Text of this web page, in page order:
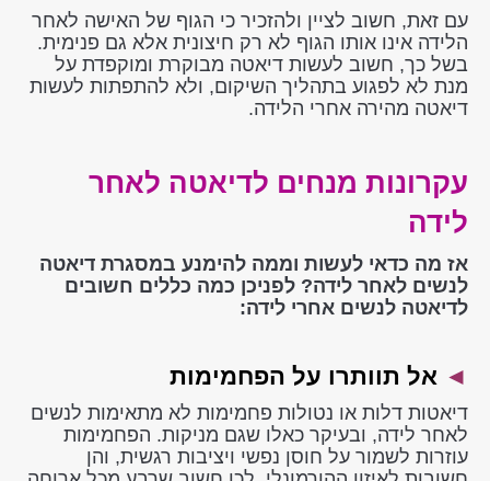
עם זאת, חשוב לציין ולהזכיר כי הגוף של האישה לאחר
הלידה אינו אותו הגוף לא רק חיצונית אלא גם פנימית.
בשל כך, חשוב לעשות דיאטה מבוקרת ומוקפדת על
מנת לא לפגוע בתהליך השיקום, ולא להתפתות לעשות
דיאטה מהירה אחרי הלידה.
עקרונות מנחים לדיאטה לאחר
לידה
אז מה כדאי לעשות וממה להימנע במסגרת דיאטה
לנשים לאחר לידה? לפניכן כמה כללים חשובים
לדיאטה לנשים אחרי לידה:
◄ אל תוותרו על הפחמימות
דיאטות דלות או נטולות פחמימות לא מתאימות לנשים
לאחר לידה, ובעיקר כאלו שגם מניקות. הפחמימות
עוזרות לשמור על חוסן נפשי ויציבות רגשית, והן